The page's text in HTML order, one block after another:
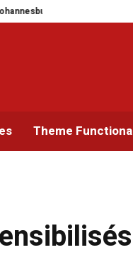
multiplie les plaidoyers en
Theme